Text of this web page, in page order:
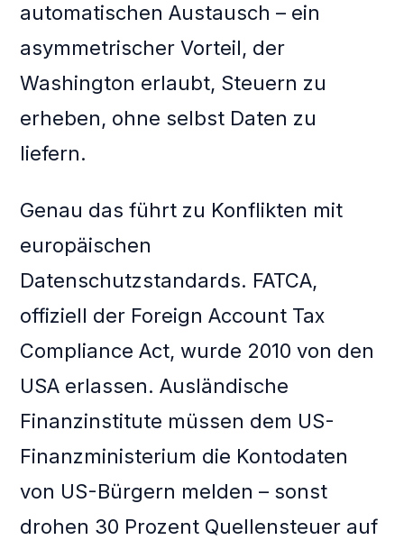
automatischen Austausch – ein
asymmetrischer Vorteil, der
Washington erlaubt, Steuern zu
erheben, ohne selbst Daten zu
liefern.
Genau das führt zu Konflikten mit
europäischen
Datenschutzstandards. FATCA,
offiziell der Foreign Account Tax
Compliance Act, wurde 2010 von den
USA erlassen. Ausländische
Finanzinstitute müssen dem US-
Finanzministerium die Kontodaten
von US-Bürgern melden – sonst
drohen 30 Prozent Quellensteuer auf